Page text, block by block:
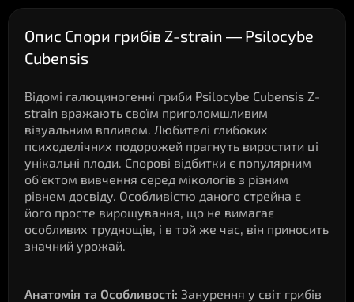
Опис Спори грибів Z-strain — Psilocybe
Cubensis
Відомі галюциногенні гриби Psilocybe Cubensis Z-
strain вражають своїм приголомшливим
візуальним впливом. Любителі глибоких
психоделічних подорожей прагнуть виростити ці
унікальні плоди. Спорові відбитки є популярним
об'єктом вивчення серед мікологів з різним
рівнем досвіду. Особливістю даного стрейна є
його просте вирощування, що не вимагає
особливих труднощів, і в той же час, він приносить
значний урожай.
Анатомія та Особливості: Занурення у світ грибів